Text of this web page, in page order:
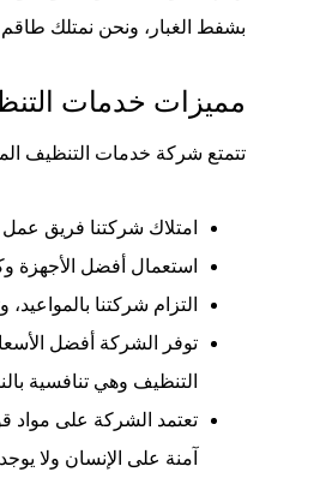
بشفط الغبار، ونحن نمتلك
مميزات خدمات
تتمتع شركة خدمات التنظيف
امتلاك شركتنا فريق
استعمال أفضل الأجهزة
التزام شركتنا
توفر الشركة أفضل
التنظيف وهي تنافسية
تعتمد الشركة على مواد
آمنة على الإنسان ولا